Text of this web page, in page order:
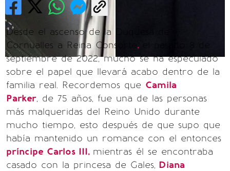
Desde el ascenso de la Duquesa de
Cornualles a Reina Consorte ,
el pasado 8 de
septiembre de 2022, mucho se ha especulado
sobre el papel que llevará acabo dentro de la
familia real. Recordemos que Camila
Parker, de 75 años, fue una de las personas
más malqueridas del Reino Unido durante
mucho tiempo, esto después de que supo que
había mantenido un romance con el entonces
príncipe Carlos III, mientras él se encontraba
casado con la princesa de Gales, Diana